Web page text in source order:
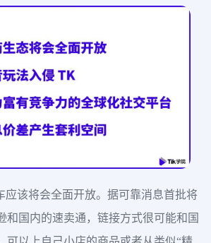
应该将会全面开放。据可靠消息首批将
和国内的速卖通，链接方式很可能和国